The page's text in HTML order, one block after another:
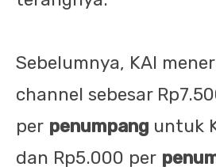
Sebelumnya, KAI
channel sebesar
per penumpang untuk
dan Rp5.000 per